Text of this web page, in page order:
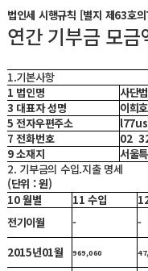
법인세 시행규칙 [별지 제63호
연간 기부금 모
1.기본사항
1 법인명
사단
3 대표자 성명
이희호
5 전자우편주소
7 전화번호
02
9 소재지
서울
2. 기부금의 수입.지출 명세
(단위 : 원)
10 월별
11 수입
전기이월
- -
2015년01월 969,060